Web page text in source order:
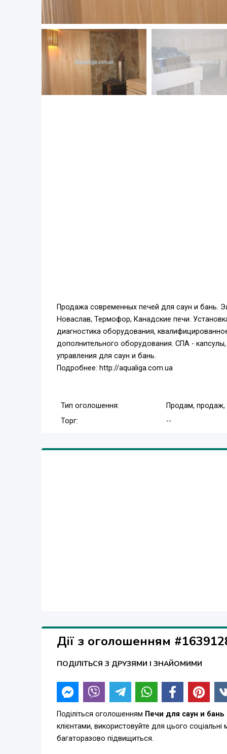
Продажа современных печей для саун и бань.
Новаслав, Термофор, Канадские печи.
диагностика оборудования,
дополнительного оборудования. СПА -
управления для саун и бань.
Подробнее: http://aqualiga.com.ua
Тип оголошення:
Продам,
Торг:
--
Дії з оголошенням
ПОДІЛІТЬСЯ З ДРУЗЯМИ І ЗНАЙОМИМИ
Поділіться оголошенням Печи для саун и
клієнтами, використовуйте для цього
багаторазово підвищиться.